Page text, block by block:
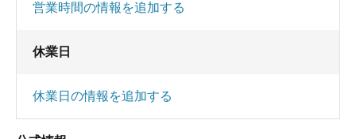
営業時間の情報を追加する
休業日
休業日の情報を追加する